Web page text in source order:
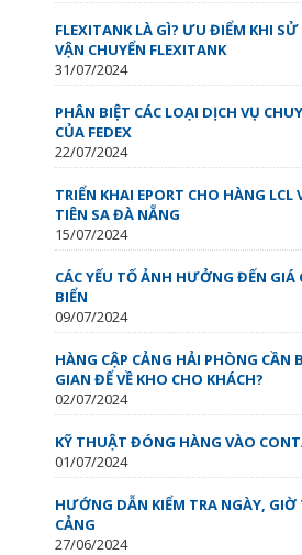
FLEXITANK LÀ GÌ? ƯU ĐIỂM KHI
VẬN CHUYỂN FLEXITANK
31/07/2024
PHÂN BIỆT CÁC LOẠI DỊCH VỤ
CỦA FEDEX
22/07/2024
TRIỂN KHAI EPORT CHO HÀNG LCL
TIÊN SA ĐÀ NẴNG
15/07/2024
CÁC YẾU TỐ ẢNH HƯỞNG ĐẾN
BIỂN
09/07/2024
HÀNG CẬP CẢNG HẢI PHÒNG CẦN
GIAN ĐỂ VỀ KHO CHO KHÁCH?
02/07/2024
KỸ THUẬT ĐÓNG HÀNG VÀO
01/07/2024
HƯỚNG DẪN KIỂM TRA NGÀY, GIỜ
CẢNG
27/06/2024